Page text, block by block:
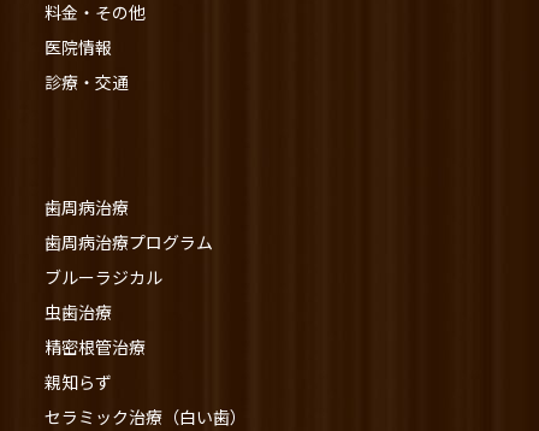
料金・その他
医院情報
診療・交通
歯周病治療
歯周病治療プログラム
ブルーラジカル
虫歯治療
精密根管治療
親知らず
セラミック治療（白い歯）